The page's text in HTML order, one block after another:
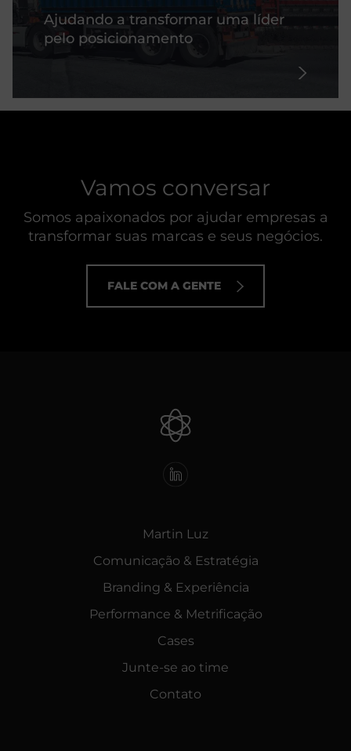
Ajudando a transformar uma líder
pelo posicionamento
Vamos conversar
Somos apaixonados por ajudar empresas a
transformar suas marcas e seus negócios.
FALE COM A GENTE
Martin Luz
Comunicação & Estratégia
Branding & Experiência
Performance & Metrificação
Cases
Junte-se ao time
Contato